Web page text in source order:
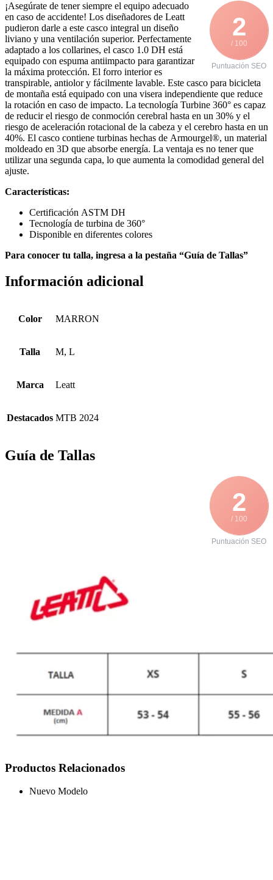
2
/ 100
Puntuación SEO
¡Asegúrate de tener siempre el equipo adecuado
en caso de accidente! Los diseñadores de Leatt
pudieron darle a este casco integral un diseño
liviano y una ventilación superior. Perfectamente
adaptado a los collarines, el casco 1.0 DH está
equipado con espuma antiimpacto para garantizar
la máxima protección. El forro interior es
transpirable, antiolor y fácilmente lavable. Este casco para bicicleta
de montaña está equipado con una visera independiente que reduce
la rotación en caso de impacto. La tecnología Turbine 360° es capaz
de reducir el riesgo de conmoción cerebral hasta en un 30% y el
riesgo de aceleración rotacional de la cabeza y el cerebro hasta en un
40%. El casco contiene turbinas hechas de Armourgel®, un material
moldeado en 3D que absorbe energía. La ventaja es no tener que
utilizar una segunda capa, lo que aumenta la comodidad general del
ajuste.
Características:
Certificación ASTM DH
Tecnología de turbina de 360°
Disponible en diferentes colores
Para conocer tu talla, ingresa a la pestaña “Guía de Tallas”
Información adicional
Color MARRON
Talla M, L
Marca Leatt
Destacados MTB 2024
Guía de Tallas
2
/ 100
Puntuación SEO
Productos Relacionados
Nuevo Modelo